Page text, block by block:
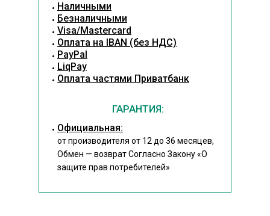
Наличными
Безналичными
Visa/Mastercard
Оплата на IBAN (без НДС)
PayPal
LiqPay
Оплата частями Приватбанк
ГАРАНТИЯ:
Официальная:
от производителя от 12 до 36 месяцев,
Обмен — возврат Согласно Закону«О
защите прав потребителей»